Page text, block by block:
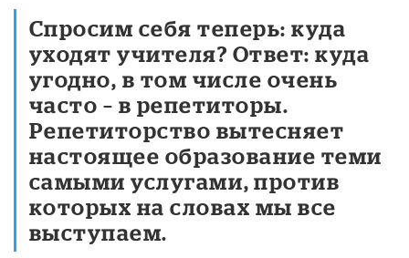
Спросим себя теперь: куда
уходят учителя? Ответ: куда
угодно, в том числе очень
часто – в репетиторы.
Репетиторство вытесняет
настоящее образование теми
самыми услугами, против
которых на словах мы все
выступаем.